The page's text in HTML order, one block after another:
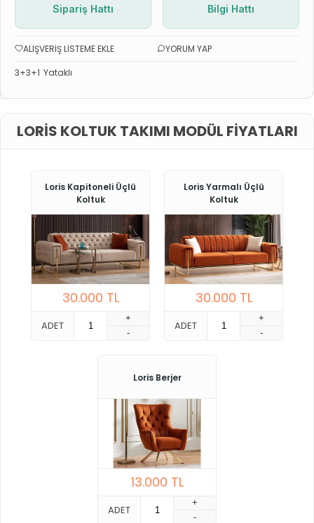
Sipariş Hattı
Bilgi Hattı
ALIŞVERIŞ LISTEME EKLE
YORUM YAP
3+3+1 Yataklı
LORIS KOLTUK TAKIMI MODÜL FIYATLARI
Loris Kapitoneli Üçlü
Koltuk
30.000 TL
ADET
+
-
Loris Yarmalı Üçlü
Koltuk
30.000 TL
ADET
+
-
Loris Berjer
13.000 TL
ADET
+
-